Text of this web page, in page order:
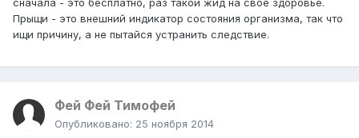
сначала - это бесплатно, раз такой жид на свое здоровье.
Прыщи - это внешний индикатор состояния организма, так что
ищи причину, а не пытайся устранить следствие.
Фей Фей Тимофей
Опубликовано: 25 ноября 2014